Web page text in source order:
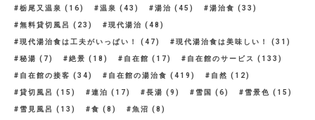
栃尾又温泉 (16) 温泉 (43) 湯治 (45) 湯治食 (33)
無料貸切風呂 (23) 現代湯治 (48)
現代湯治食は工夫がいっぱい！ (47) 現代湯治食は美味しい！ (31)
秘湯 (7) 絶景 (18) 自在館 (17) 自在館のサービス (133)
自在館の接客 (34) 自在館の湯治食 (419) 自然 (12)
貸切風呂 (15) 連泊 (17) 長湯 (9) 雪国 (6) 雪景色 (15)
雪見風呂 (13) 食 (8) 魚沼 (8)